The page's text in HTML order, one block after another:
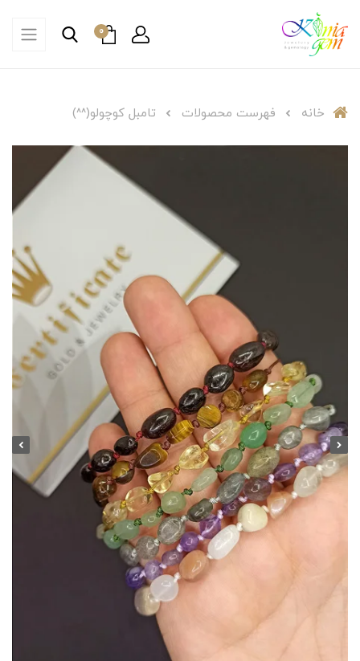
0
خانه فهرست محصولات تامبل کوچولو⁦(⁠^⁠^⁠)⁩